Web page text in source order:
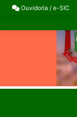
Ouvidoria / e-SIC